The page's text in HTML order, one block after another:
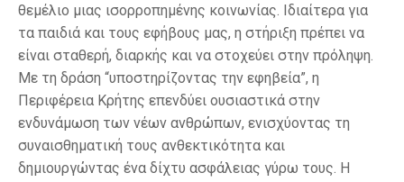
θεμέλιο μιας ισορροπημένης κοινωνίας. Ιδιαίτερα για
τα παιδιά και τους εφήβους μας, η στήριξη πρέπει να
είναι σταθερή, διαρκής και να στοχεύει στην πρόληψη.
Με τη δράση “υποστηρίζοντας την εφηβεία”, η
Περιφέρεια Κρήτης επενδύει ουσιαστικά στην
ενδυνάμωση των νέων ανθρώπων, ενισχύοντας τη
συναισθηματική τους ανθεκτικότητα και
δημιουργώντας ένα δίχτυ ασφάλειας γύρω τους. Η